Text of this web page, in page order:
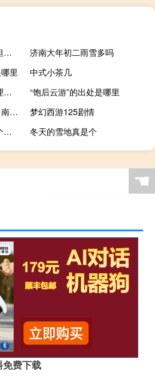
王文涛部长会见哈萨克斯坦贸易和一体化部部长沙卡利耶夫
济南大年初二雨雪多吗
里
中式小茶几
生理盐水是什么成分（生理盐水是什么）
“饱后云游”的出处是哪里
南京名胜古迹作文500字（南京名胜）
梦幻西游125剧情
我一直不懂，哈组里的那个丫蛋是真人还是机器人呀？什么梗
冬天的雪地真是个
☚
费下载